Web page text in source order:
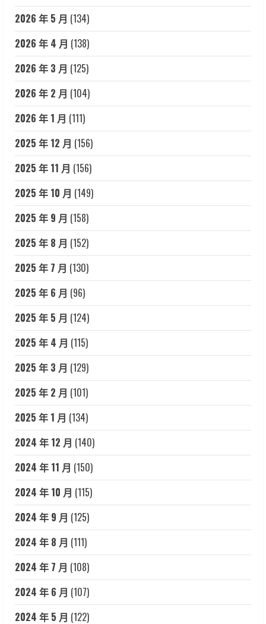
2026 年 5 月 (134)
2026 年 4 月 (138)
2026 年 3 月 (125)
2026 年 2 月 (104)
2026 年 1 月 (111)
2025 年 12 月 (156)
2025 年 11 月 (156)
2025 年 10 月 (149)
2025 年 9 月 (158)
2025 年 8 月 (152)
2025 年 7 月 (130)
2025 年 6 月 (96)
2025 年 5 月 (124)
2025 年 4 月 (115)
2025 年 3 月 (129)
2025 年 2 月 (101)
2025 年 1 月 (134)
2024 年 12 月 (140)
2024 年 11 月 (150)
2024 年 10 月 (115)
2024 年 9 月 (125)
2024 年 8 月 (111)
2024 年 7 月 (108)
2024 年 6 月 (107)
2024 年 5 月 (122)